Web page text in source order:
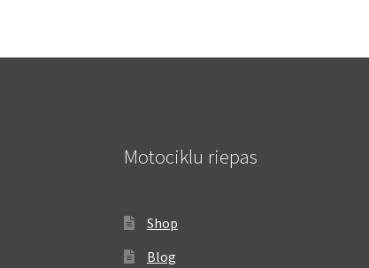
Motociklu riepas
Shop
Blog